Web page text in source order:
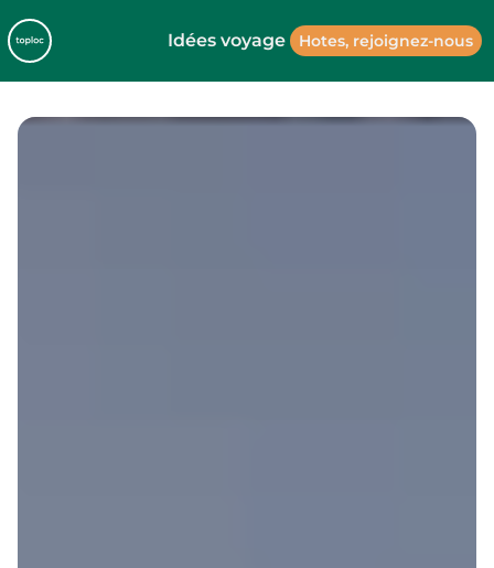
Idées voyage Hotes, rejoignez-nous